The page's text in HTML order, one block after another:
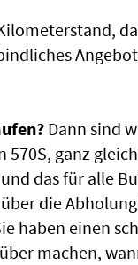
Dann sind
570S, ganz
das für alle
die
haben einen
machen,